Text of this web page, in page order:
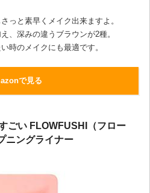
っと素早くメイク出来ますよ。
、深みの違うブラウンが2種。
時のメイクにも最適です。
で見る
ごい FLOWFUSHI（フロー
ニングライナー